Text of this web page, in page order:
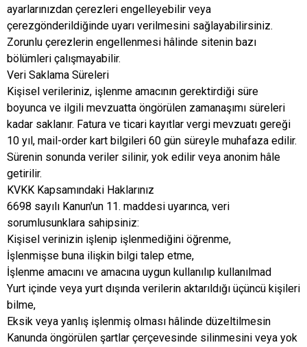
ayarlarınızdan çerezleri engelleyebilir veya
çerezgönderildiğinde uyarı verilmesini sağlayabilirsiniz.
Zorunlu çerezlerin engellenmesi hâlinde sitenin bazı
bölümleri çalışmayabilir.
Veri Saklama Süreleri
Kişisel verileriniz, işlenme amacının gerektirdiği süre
boyunca ve ilgili mevzuatta öngörülen zamanaşımı süreleri
kadar saklanır. Fatura ve ticari kayıtlar vergi mevzuatı gereği
10 yıl, mail-order kart bilgileri 60 gün süreyle muhafaza edilir.
Sürenin sonunda veriler silinir, yok edilir veya anonim hâle
getirilir.
KVKK Kapsamındaki Haklarınız
6698 sayılı Kanun'un 11. maddesi uyarınca, veri
sorumlusunklara sahipsiniz:
Kişisel verinizin işlenip işlenmediğini öğrenme,
İşlenmişse buna ilişkin bilgi talep etme,
İşlenme amacını ve amacına uygun kullanılıp kullanılmad
Yurt içinde veya yurt dışında verilerin aktarıldığı üçüncü kişileri
bilme,
Eksik veya yanlış işlenmiş olması hâlinde düzeltilmesin
Kanunda öngörülen şartlar çerçevesinde silinmesini veya yok